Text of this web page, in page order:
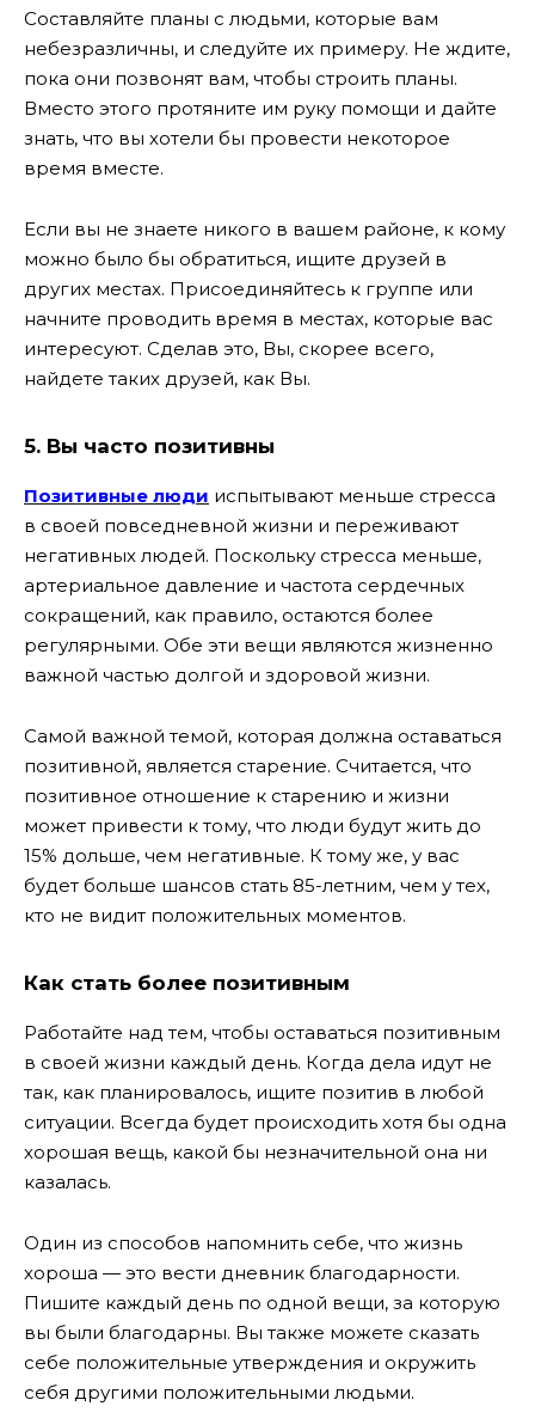
Составляйте планы с людьми, которые вам
небезразличны, и следуйте их примеру. Не ждите,
пока они позвонят вам, чтобы строить планы.
Вместо этого протяните им руку помощи и дайте
знать, что вы хотели бы провести некоторое
время вместе.
Если вы не знаете никого в вашем районе, к кому
можно было бы обратиться, ищите друзей в
других местах. Присоединяйтесь к группе или
начните проводить время в местах, которые вас
интересуют. Сделав это, Вы, скорее всего,
найдете таких друзей, как Вы.
5. Вы часто позитивны
Позитивные люди испытывают меньше стресса
в своей повседневной жизни и переживают
негативных людей. Поскольку стресса меньше,
артериальное давление и частота сердечных
сокращений, как правило, остаются более
регулярными. Обе эти вещи являются жизненно
важной частью долгой и здоровой жизни.
Самой важной темой, которая должна оставаться
позитивной, является старение. Считается, что
позитивное отношение к старению и жизни
может привести к тому, что люди будут жить до
15% дольше, чем негативные. К тому же, у вас
будет больше шансов стать 85-летним, чем у тех,
кто не видит положительных моментов.
Как стать более позитивным
Работайте над тем, чтобы оставаться позитивным
в своей жизни каждый день. Когда дела идут не
так, как планировалось, ищите позитив в любой
ситуации. Всегда будет происходить хотя бы одна
хорошая вещь, какой бы незначительной она ни
казалась.
Один из способов напомнить себе, что жизнь
хороша — это вести дневник благодарности.
Пишите каждый день по одной вещи, за которую
вы были благодарны. Вы также можете сказать
себе положительные утверждения и окружить
себя другими положительными людьми.